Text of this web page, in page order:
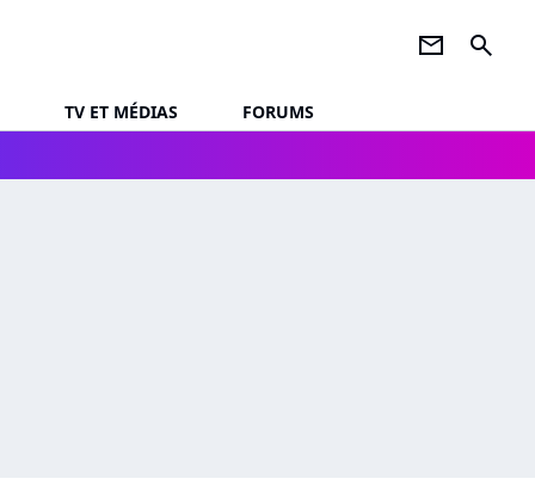
newsletter search
TV ET MÉDIAS
FORUMS